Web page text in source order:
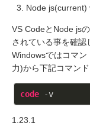
Node js(current)
VS CodeとNode js
されている事を確認
Windowsではコマン
力)から下記コマン
code -v
1.23.1